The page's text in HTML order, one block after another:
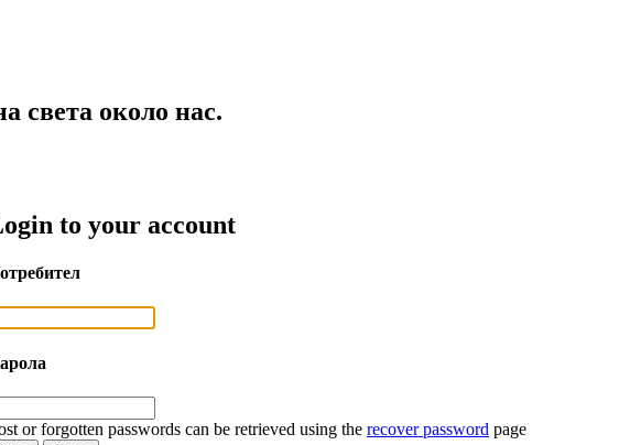
света около нас.
to your account
or forgotten passwords can be retrieved using the recover password page